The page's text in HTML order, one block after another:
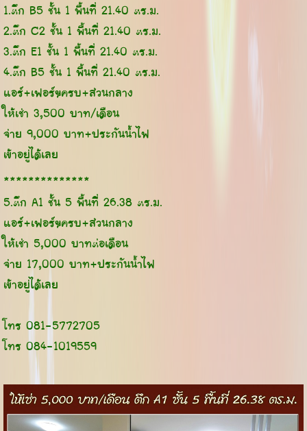
1.ตึก B5 ชั้น 1 พื้นที่ 21.40 ตร.ม.
2.ตึก C2 ชั้น 1 พื้นที่ 21.40 ตร.ม.
3.ตึก E1 ชั้น 1 พื้นที่ 21.40 ตร.ม.
4.ตึก B5 ชั้น 1 พื้นที่ 21.40 ตร.ม.
แอร์+เฟอร์ฯครบ+ส่วนกลาง
ให้เช่า 3,500 บาท/เดือน
จ่าย 9,000 บาท+ประกันน้ำไฟ
เข้าอยู่ได้เลย
**************
5.ตึก A1 ชั้น 5 พื้นที่ 26.38 ตร.ม.
แอร์+เฟอร์ฯครบ+ส่วนกลาง
ให้เช่า 5,000 บาทต่อเดือน
จ่าย 17,000 บาท+ประกันน้ำไฟ
เข้าอยู่ได้เลย
โทร 081-5772705
โทร 084-1019559